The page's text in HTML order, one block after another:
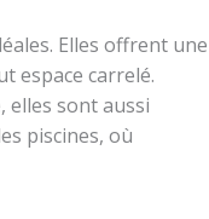
Elles offrent une
espace carrelé.
elles sont aussi
piscines, où